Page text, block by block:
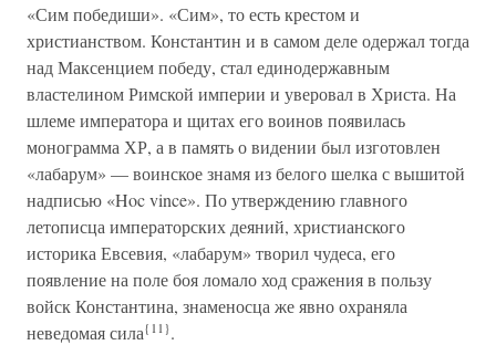
«Сим победиши». «Сим», то есть крестом и
христианством. Константин и в самом деле одержал тогда
над Максенцием победу, стал единодержавным
властелином Римской империи и уверовал в Христа. На
шлеме императора и щитах его воинов появилась
монограмма ХР, а в память о видении был изготовлен
«лабарум» — воинское знамя из белого шелка с вышитой
надписью «Hoc vince». По утверждению главного
летописца императорских деяний, христианского
историка Евсевия, «лабарум» творил чудеса, его
появление на поле боя ломало ход сражения в пользу
войск Константина, знаменосца же явно охраняла
неведомая сила{11}.